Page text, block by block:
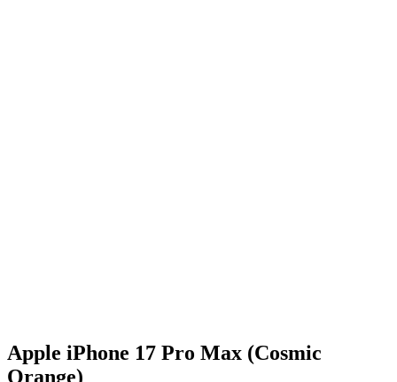
Apple iPhone 17 Pro Max (Cosmic
Orange)